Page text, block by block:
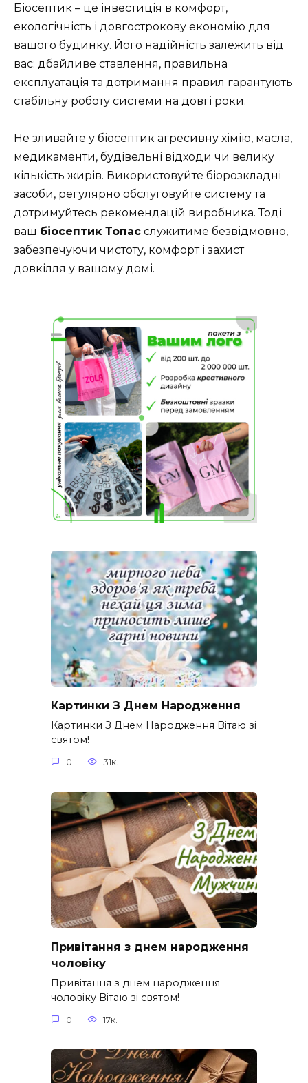
Біосептик – це інвестиція в комфорт,
екологічність і довгострокову економію для
вашого будинку. Його надійність залежить від
вас: дбайливе ставлення, правильна
експлуатація та дотримання правил гарантують
стабільну роботу системи на довгі роки.
Не зливайте у біосептик агресивну хімію, масла,
медикаменти, будівельні відходи чи велику
кількість жирів. Використовуйте біорозкладні
засоби, регулярно обслуговуйте систему та
дотримуйтесь рекомендацій виробника. Тоді
ваш біосептик Топас служитиме безвідмовно,
забезпечуючи чистоту, комфорт і захист
довкілля у вашому домі.
Картинки З Днем Народження
Картинки З Днем Народження Вітаю зі
святом!
0 31к.
Привітання з днем народження
чоловіку
Привітання з днем народження
чоловіку Вітаю зі святом!
0 17к.